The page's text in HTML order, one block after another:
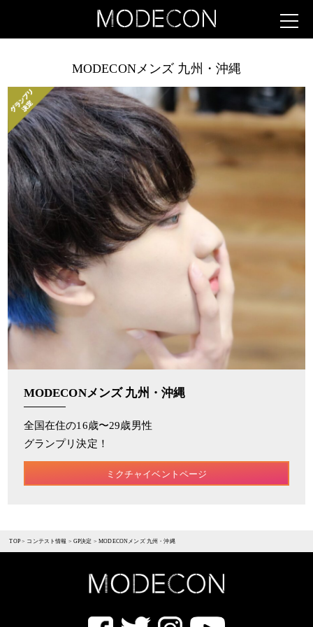
MODECONメンズ 九州・沖縄
MODECONメンズ 九州・沖縄
全国在住の16歳〜29歳男性
グランプリ決定！
ミクチャイベントページ
TOP> コンテスト情報 >GP決定 >MODECONメンズ 九州・沖縄